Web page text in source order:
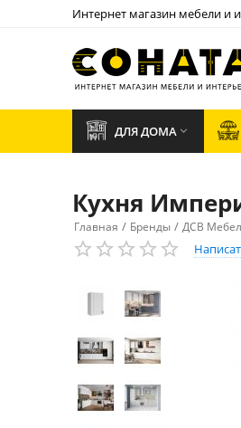
Интернет магазин мебели и
ДЛЯ ДОМА 
Кухня
Главная / Бренды / ДСВ